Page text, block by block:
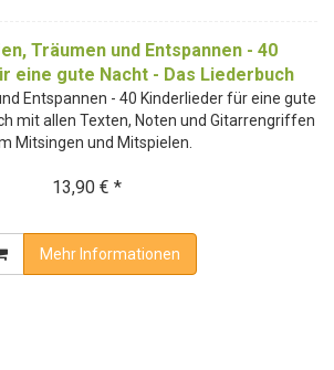
Träumen und Entspannen - 40
eine gute Nacht - Das Liederbuch
Entspannen - 40 Kinderlieder für eine gute
mit allen Texten, Noten und Gitarrengriffen
Mitsingen und Mitspielen.
13,90 € *
Mehr Informationen